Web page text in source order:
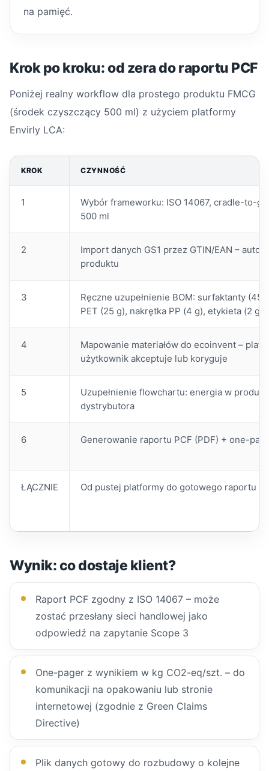
na pamięć.
Krok po kroku: od zera do raportu PCF
Poniżej realny workflow dla prostego produktu FMCG
(środek czyszczący 500 ml) z użyciem platformy
Envirly LCA:
KROK CZYNNOŚĆ
1
Wybór frameworku: ISO 14067, cradle-to-
500 ml
2
Import danych GS1 przez GTIN/EAN –
produktu
3
Ręczne uzupełnienie BOM: surfaktanty (45
PET (25 g), nakrętka PP (4 g), etykieta (2 g)
4
Mapowanie materiałów do ecoinvent –
użytkownik akceptuje lub koryguje
5
Uzupełnienie flowchartu: energia w
dystrybutora
6 Generowanie raportu PCF (PDF) + one-
ŁĄCZNIE Od pustej platformy do gotowego raportu
Wynik: co dostaje klient?
Raport PCF zgodny z ISO 14067 – może
zostać przesłany sieci handlowej jako
odpowiedź na zapytanie Scope 3
One-pager z wynikiem w kg CO2-eq/szt. – do
komunikacji na opakowaniu lub stronie
internetowej (zgodnie z Green Claims
Directive)
Plik danych gotowy do rozbudowy o kolejne